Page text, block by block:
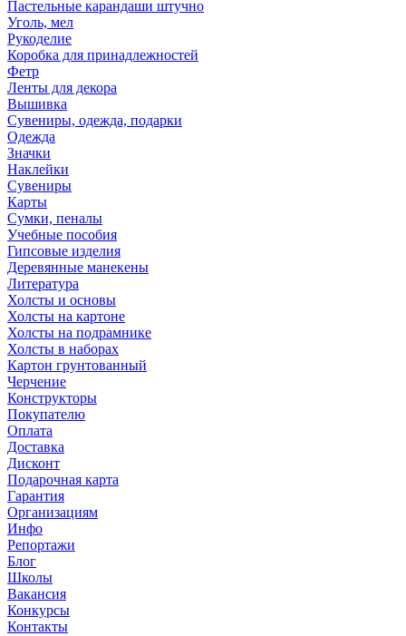
Пастельные карандаши штучно
Уголь, мел
Рукоделие
Коробка для принадлежностей
Фетр
Ленты для декора
Вышивка
Сувениры, одежда, подарки
Одежда
Значки
Наклейки
Сувениры
Карты
Сумки, пеналы
Учебные пособия
Гипсовые изделия
Деревянные манекены
Литература
Холсты и основы
Холсты на картоне
Холсты на подрамнике
Холсты в наборах
Картон грунтованный
Черчение
Конструкторы
Покупателю
Оплата
Доставка
Дисконт
Подарочная карта
Гарантия
Организациям
Инфо
Репортажи
Блог
Школы
Вакансия
Конкурсы
Контакты